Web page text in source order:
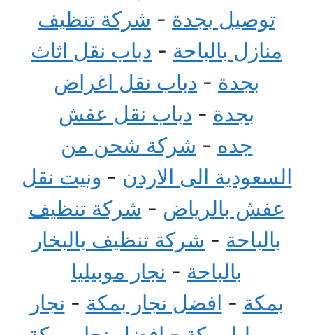
توصيل بجدة - شركة تنظيف
منازل بالباحة - دباب نقل اثاث
بجدة - دباب نقل اغراض
بجدة - دباب نقل عفش
جده - شركة شحن من
السعودية الى الاردن - ونيت نقل
عفش بالرياض - شركة تنظيف
بالباحة - شركة تنظيف بالبخار
بالباحة - نجار موبيليا
بمكة - افضل نجار بمكة - نجار